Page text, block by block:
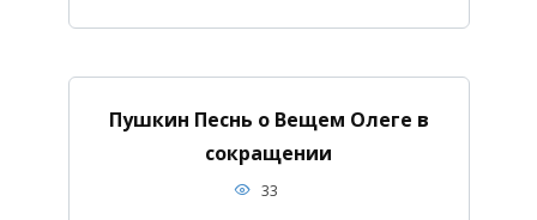
Пушкин Песнь о Вещем Олеге в
сокращении
33